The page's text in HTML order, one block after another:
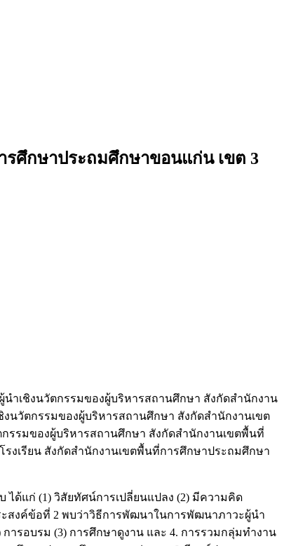
ศึกษาประถมศึกษาขอนแก่น เขต 3
ำเชิงนวัตกรรมของผู้บริหารสถานศึกษา สังกัดสำนักงาน
นวัตกรรมของผู้บริหารสถานศึกษา สังกัดสำนักงานเขต
รรมของผู้บริหารสถานศึกษา สังกัดสำนักงานเขตพื้นที่
รงเรียน สังกัดสำนักงานเขตพื้นที่การศึกษาประถมศึกษา
ได้แก่ (1) วิสัยทัศน์การเปลี่ยนแปลง (2) มีความคิด
ะสงค์ข้อที่ 2 พบว่าวิธีการพัฒนาในการพัฒนาภาวะผู้นำ
ารอบรม (3) การศึกษาดูงาน และ 4. การรวมกลุ่มทำงาน